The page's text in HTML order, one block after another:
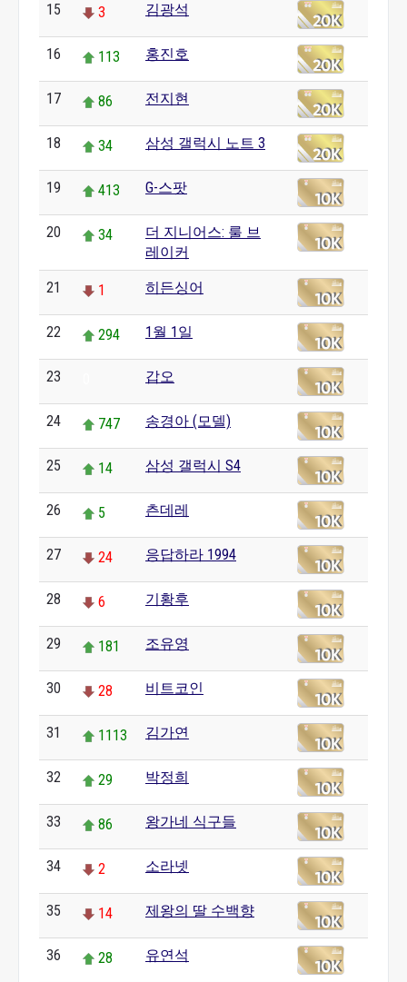
15 3 김광석
16 113 홍진호
17 86 전지현
18 34 삼성 갤럭시 노트 3
19 413 G-스팟
20 34
더 지니어스: 룰 브
레이커
21 1 히든싱어
22 294 1월 1일
23 갑오
24 747 송경아 (모델)
25 14 삼성 갤럭시 S4
26 5 츤데레
27 24 응답하라 1994
28 6 기황후
29 181 조유영
30 28 비트코인
31 1113 김가연
32 29 박정희
33 86 왕가네 식구들
34 2 소라넷
35 14 제왕의 딸 수백향
36 28 유연석